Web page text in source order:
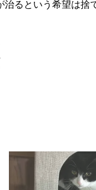
治るという希望は